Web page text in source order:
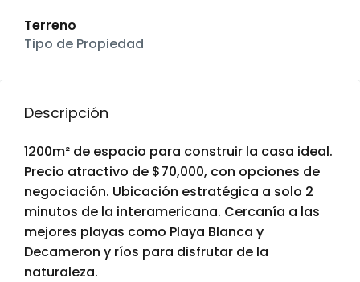
Terreno
Tipo de Propiedad
Descripción
1200m² de espacio para construir la casa ideal.
Precio atractivo de $70,000, con opciones de
negociación. Ubicación estratégica a solo 2
minutos de la interamericana. Cercanía a las
mejores playas como Playa Blanca y
Decameron y ríos para disfrutar de la
naturaleza.